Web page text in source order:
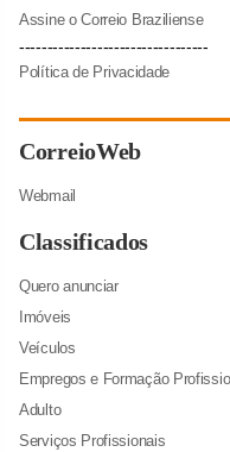
Assine o Correio Braziliense
----------------------------------
Política de Privacidade
CorreioWeb
Webmail
Classificados
Quero anunciar
Imóveis
Veículos
Empregos e Formação
Adulto
Serviços Profissionais